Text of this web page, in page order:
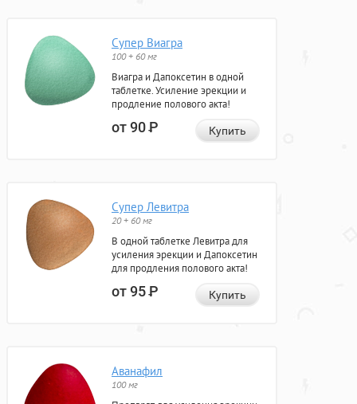
Супер Виагра
100 + 60 мг
Виагра и Дапоксетин в одной
таблетке. Усиление эрекции и
продление полового акта!
от 90Р Купить
Супер Левитра
20 + 60 мг
В одной таблетке Левитра для
усиления эрекции и Дапоксетин
для продления полового акта!
от 95Р Купить
Аванафил
100 мг